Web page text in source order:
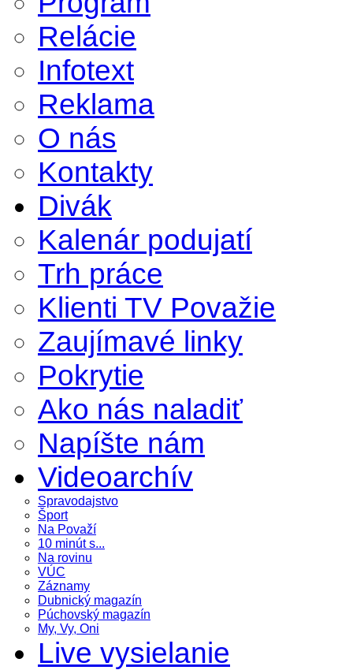
Relácie
Infotext
Reklama
O nás
Kontakty
Divák
Kalenár podujatí
Trh práce
Klienti TV Považie
Zaujímavé linky
Pokrytie
Ako nás naladiť
Napíšte nám
Videoarchív
Spravodajstvo
Šport
Na Považí
10 minút s...
Na rovinu
VÚC
Záznamy
Dubnický magazín
Púchovský magazín
My, Vy, Oni
Live vysielanie